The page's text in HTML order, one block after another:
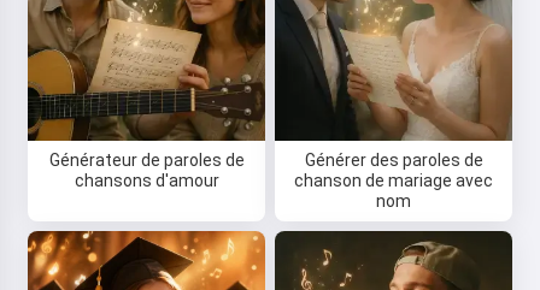
Générateur de paroles de
chansons d'amour
Générer des paroles de
chanson de mariage avec
nom